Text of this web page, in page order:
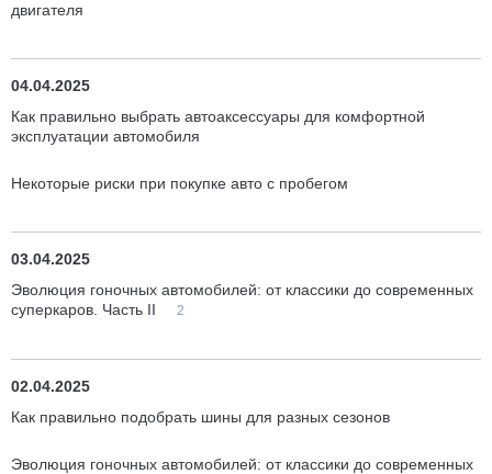
двигателя
04.04.2025
Как правильно выбрать автоаксессуары для комфортной
эксплуатации автомобиля
Некоторые риски при покупке авто с пробегом
03.04.2025
Эволюция гоночных автомобилей: от классики до современных
суперкаров. Часть II
2
02.04.2025
Как правильно подобрать шины для разных сезонов
Эволюция гоночных автомобилей: от классики до современных